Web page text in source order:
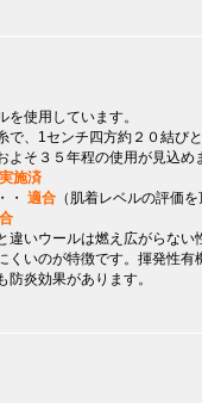
を使用しています。
で、1センチ四方約２０結び
よそ３５年程の使用が見込め
実施済
・ 適合 （肌着レベルの評価
違いウールは燃え広がらない
くいのが特徴です。揮発性
防炎効果があります。